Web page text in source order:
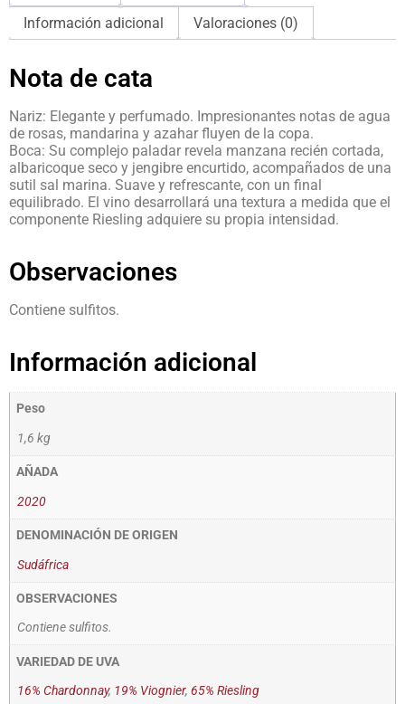
Información adicional
Valoraciones (0)
Nota de cata
Nariz: Elegante y perfumado. Impresionantes notas de agua
de rosas, mandarina y azahar fluyen de la copa.
Boca: Su complejo paladar revela manzana recién cortada,
albaricoque seco y jengibre encurtido, acompañados de una
sutil sal marina. Suave y refrescante, con un final
equilibrado. El vino desarrollará una textura a medida que el
componente Riesling adquiere su propia intensidad.
Observaciones
Contiene sulfitos.
Información adicional
Peso
1,6 kg
AÑADA
2020
DENOMINACIÓN DE ORIGEN
Sudáfrica
OBSERVACIONES
Contiene sulfitos.
VARIEDAD DE UVA
16% Chardonnay, 19% Viognier, 65% Riesling